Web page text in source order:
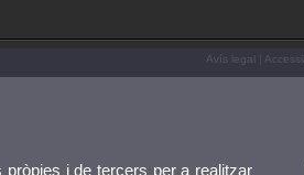
Avís legal
i de tercers per a realitzar